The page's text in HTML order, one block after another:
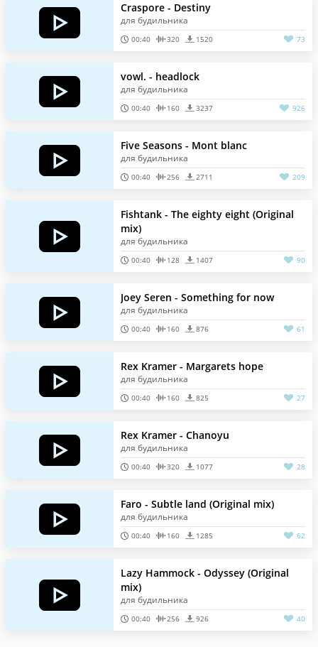
Craspore - Destiny
для будильника
00:40 320 1520 73
vowl. - headlock
для будильника
00:40 160 3237 926
Five Seasons - Mont blanc
для будильника
00:40 256 2711 209
Fishtank - The eighty eight (Original
mix)
для будильника
00:40 128 1407 90
Joey Seren - Something for now
для будильника
00:40 160 876 61
Rex Kramer - Margarets hope
для будильника
00:40 160 825 27
Rex Kramer - Chanoyu
для будильника
00:40 320 1077 28
Faro - Subtle land (Original mix)
для будильника
00:40 160 1285 62
Lazy Hammock - Odyssey (Original
mix)
для будильника
00:40 256 926 40